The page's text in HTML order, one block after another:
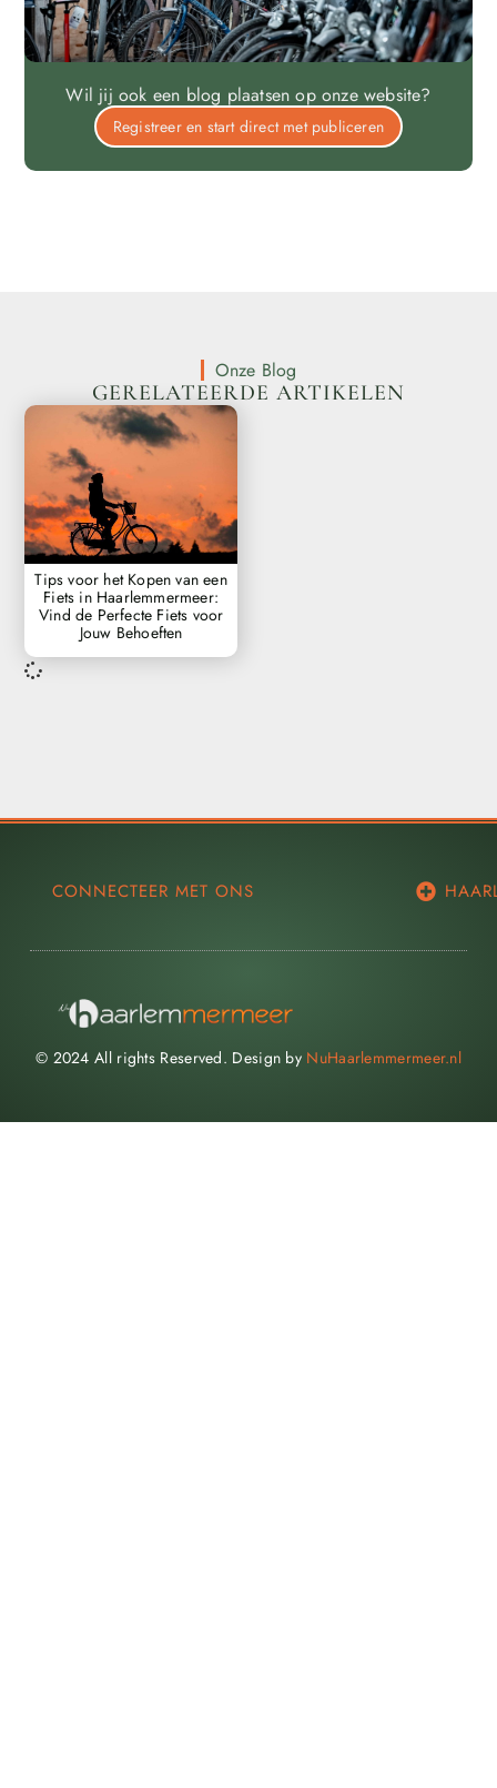
Wil jij ook een blog plaatsen op onze website?
Registreer en start direct met publiceren
Onze Blog
GERELATEERDE ARTIKELEN
Tips voor het Kopen van een
Fiets in Haarlemmermeer:
Vind de Perfecte Fiets voor
Jouw Behoeften
CONNECTEER MET ONS
© 2024 All rights Reserved. Design by NuHaarlemmermeer.nl